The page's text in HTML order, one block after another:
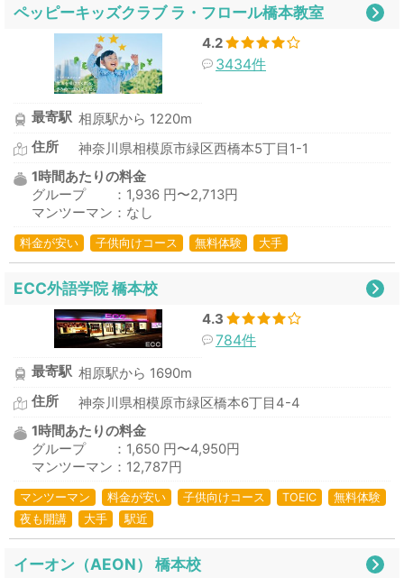
ペッピーキッズクラブ ラ・フロール橋本教室
4.2
3434件
最寄駅 相原駅から 1220m
住所
神奈川県相模原市緑区西橋本5丁目1-1
1時間あたりの料金
グループ ：1,936 円〜2,713円
マンツーマン：なし
料金が安い 子供向けコース 無料体験 大手
ECC外語学院 橋本校
4.3
784件
最寄駅 相原駅から 1690m
住所
神奈川県相模原市緑区橋本6丁目4-4
1時間あたりの料金
グループ ：1,650 円〜4,950円
マンツーマン：12,787円
マンツーマン 料金が安い 子供向けコース TOEIC
無料体験
夜も開講
大手 駅近
イーオン（AEON） 橋本校